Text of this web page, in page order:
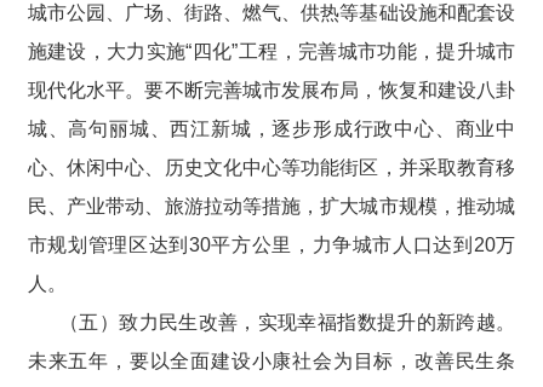
城市公园、广场、街路、燃气、供热等基础设施和配套设
施建设，大力实施“四化”工程，完善城市功能，提升城市
现代化水平。要不断完善城市发展布局，恢复和建设八卦
城、高句丽城、西江新城，逐步形成行政中心、商业中
心、休闲中心、历史文化中心等功能街区，并采取教育移
民、产业带动、旅游拉动等措施，扩大城市规模，推动城
市规划管理区达到30平方公里，力争城市人口达到20万
人。
（五）致力民生改善，实现幸福指数提升的新跨越。
未来五年，要以全面建设小康社会为目标，改善民生条